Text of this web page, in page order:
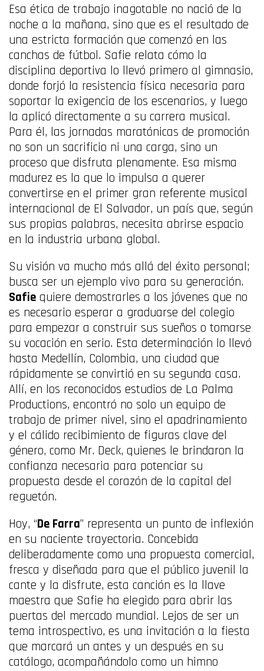
Esa ética de trabajo inagotable no nació de la
noche a la mañana, sino que es el resultado de
una estricta formación que comenzó en las
canchas de fútbol. Safie relata cómo la
disciplina deportiva lo llevó primero al gimnasio,
donde forjó la resistencia física necesaria para
soportar la exigencia de los escenarios, y luego
la aplicó directamente a su carrera musical.
Para él, las jornadas maratónicas de promoción
no son un sacrificio ni una carga, sino un
proceso que disfruta plenamente. Esa misma
madurez es la que lo impulsa a querer
convertirse en el primer gran referente musical
internacional de El Salvador, un país que, según
sus propias palabras, necesita abrirse espacio
en la industria urbana global.
Su visión va mucho más allá del éxito personal;
busca ser un ejemplo vivo para su generación.
Safie quiere demostrarles a los jóvenes que no
es necesario esperar a graduarse del colegio
para empezar a construir sus sueños o tomarse
su vocación en serio. Esta determinación lo llevó
hasta Medellín, Colombia, una ciudad que
rápidamente se convirtió en su segunda casa.
Allí, en los reconocidos estudios de La Palma
Productions, encontró no solo un equipo de
trabajo de primer nivel, sino el apadrinamiento
y el cálido recibimiento de figuras clave del
género, como Mr. Deck, quienes le brindaron la
confianza necesaria para potenciar su
propuesta desde el corazón de la capital del
reguetón.
Hoy, “De Farra” representa un punto de inflexión
en su naciente trayectoria. Concebida
deliberadamente como una propuesta comercial,
fresca y diseñada para que el público juvenil la
cante y la disfrute, esta canción es la llave
maestra que Safie ha elegido para abrir las
puertas del mercado mundial. Lejos de ser un
tema introspectivo, es una invitación a la fiesta
que marcará un antes y un después en su
catálogo, acompañándolo como un himno